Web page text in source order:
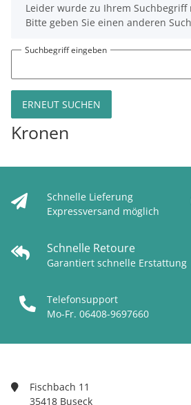
x
Leider wurde zu Ihrem
Bitte geben Sie einen anderen
Suchbegriff eingeben
ERNEUT SUCHEN
Kronen
Schnelle Lieferung
Expressversand möglich
Schnelle Retoure
Garantiert schnelle Erstattung
Telefonsupport
Mo-Fr. 06408-9697660
Fischbach 11
35418 Buseck